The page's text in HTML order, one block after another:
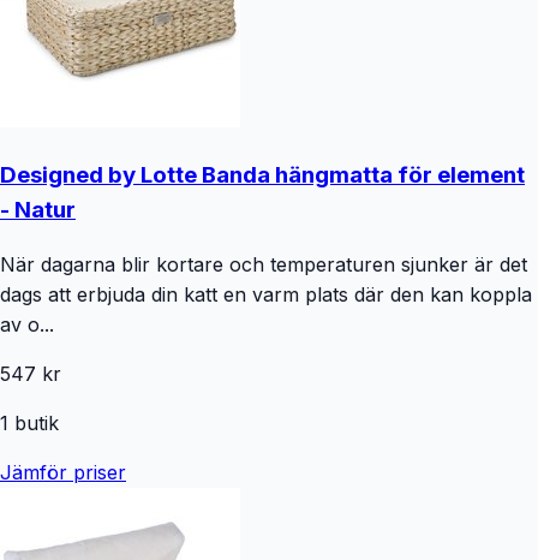
Designed by Lotte Banda hängmatta för element
- Natur
När dagarna blir kortare och temperaturen sjunker är det
dags att erbjuda din katt en varm plats där den kan koppla
av o...
547 kr
1 butik
Jämför priser